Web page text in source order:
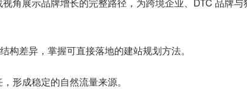
构差异，掌握可直接落地的建站规划方法。
形成稳定的自然流量来源。